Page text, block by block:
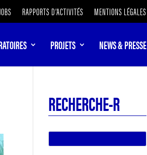
JOBS RAPPORTS D’ACTIVITÉS MENTIONS LÉGALES
PROJETS NEWS & PRESSE
RECHERCHE-R